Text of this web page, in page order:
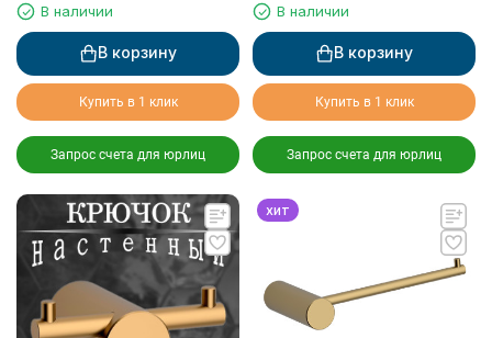
В наличии
В корзину
Купить в 1 клик
Запрос счета для юрлиц
В наличии
В корзину
Купить в 1 клик
Запрос счета для юрлиц
хит